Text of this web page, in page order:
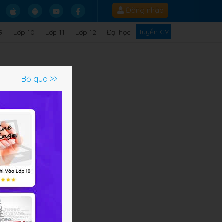
Đăng nhập
Lớp 10 Lớp 11 Lớp 12 Đại học Tuyển GV
Bỏ qua >>